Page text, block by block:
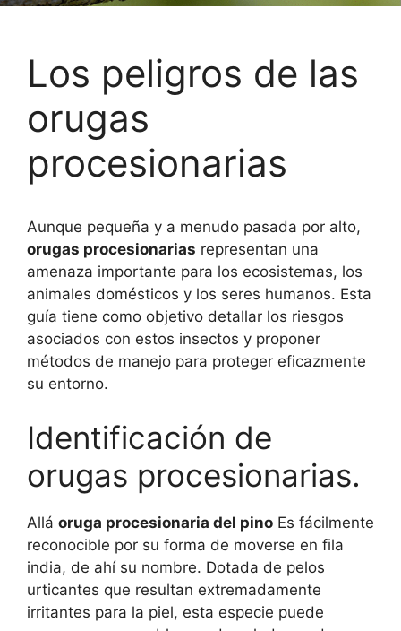
Los peligros de las
orugas
procesionarias
Aunque pequeña y a menudo pasada por alto,
orugas procesionarias representan una
amenaza importante para los ecosistemas, los
animales domésticos y los seres humanos. Esta
guía tiene como objetivo detallar los riesgos
asociados con estos insectos y proponer
métodos de manejo para proteger eficazmente
su entorno.
Identificación de
orugas procesionarias.
Allá oruga procesionaria del pino Es fácilmente
reconocible por su forma de moverse en fila
india, de ahí su nombre. Dotada de pelos
urticantes que resultan extremadamente
irritantes para la piel, esta especie puede